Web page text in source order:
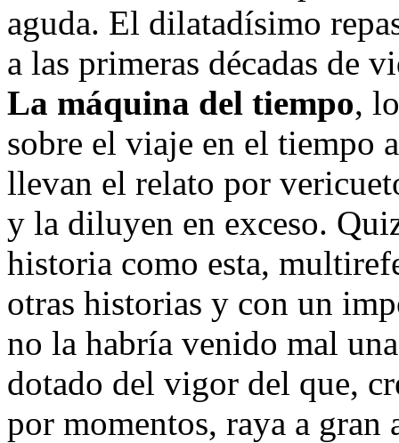
aguda. El dilatadísimo
a las primeras décadas de
La máquina del tiempo,
sobre el viaje en el tiempo
llevan el relato por
y la diluyen en exceso.
historia como esta,
otras historias y con un
no la habría venido mal
dotado del vigor del que,
por momentos, raya a gran